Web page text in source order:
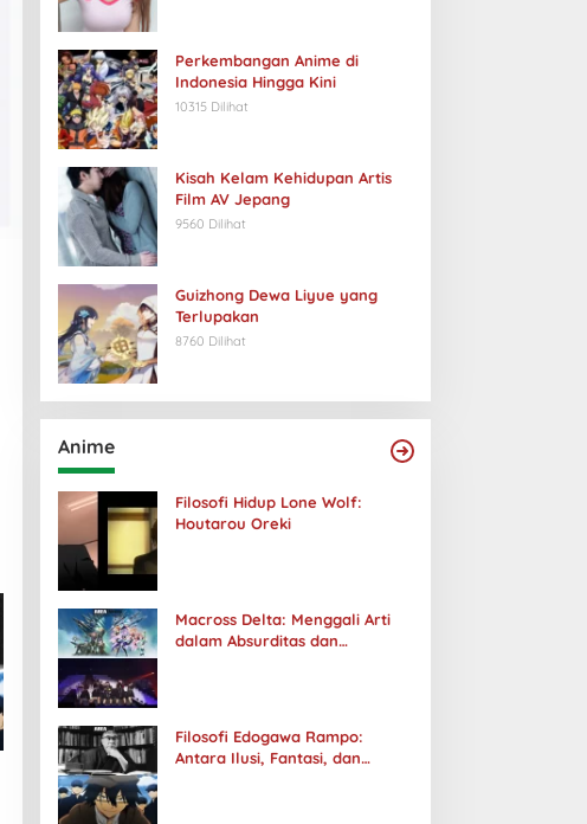
Perkembangan Anime di
Indonesia Hingga Kini
10315 Dilihat
Kisah Kelam Kehidupan Artis
Film AV Jepang
9560 Dilihat
Guizhong Dewa Liyue yang
Terlupakan
8760 Dilihat
Anime
Filosofi Hidup Lone Wolf:
Houtarou Oreki
Macross Delta: Menggali Arti
dalam Absurditas dan
Filosofi Edogawa Rampo:
Antara Ilusi, Fantasi, dan